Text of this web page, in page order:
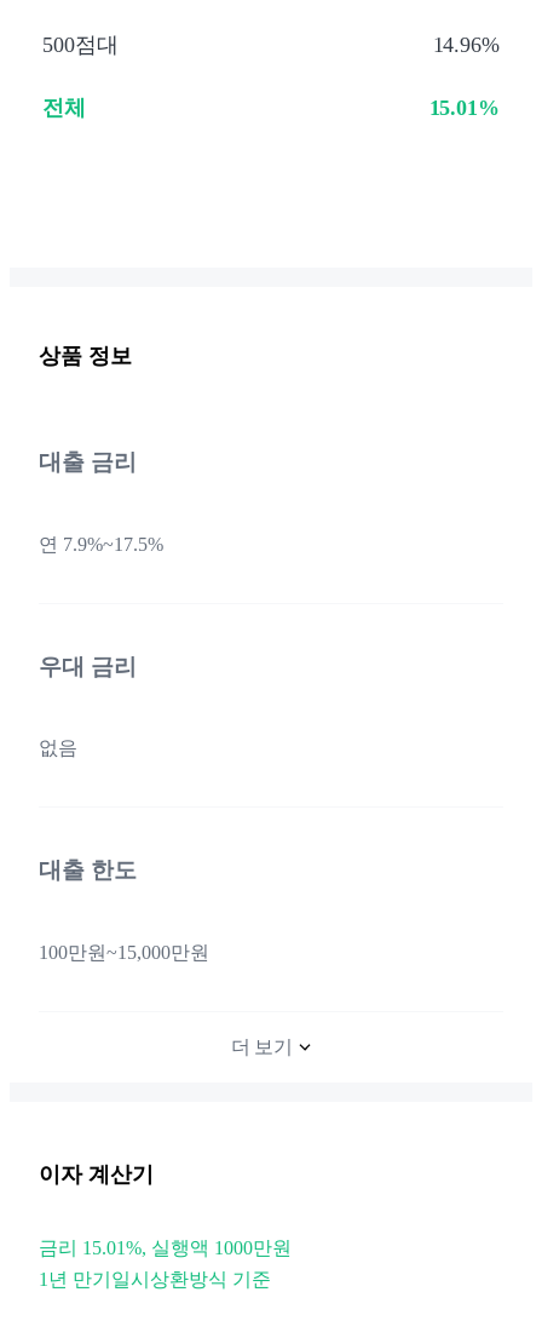
500점대 14.96%
전체 15.01%
상품 정보
대출 금리
연 7.9%~17.5%
우대 금리
없음
대출 한도
100만원~15,000만원
더 보기
이자 계산기
금리 15.01%, 실행액 1000만원
1년 만기일시상환방식 기준